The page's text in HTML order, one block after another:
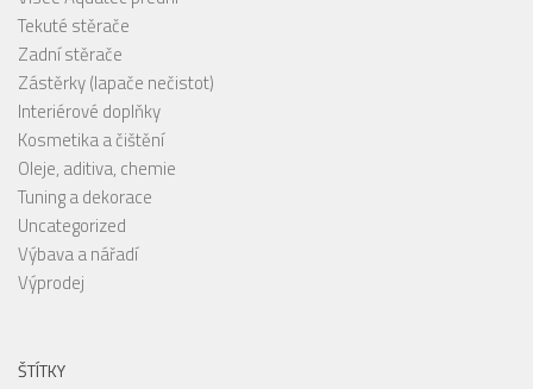
Tekuté stěrače
Zadní stěrače
Zástěrky (lapače nečistot)
Interiérové doplňky
Kosmetika a čištění
Oleje, aditiva, chemie
Tuning a dekorace
Uncategorized
Výbava a nářadí
Výprodej
ŠTÍTKY